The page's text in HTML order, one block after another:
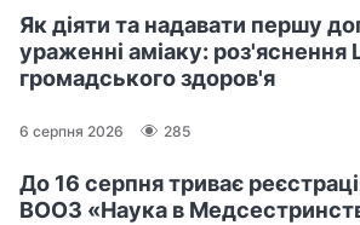
Як діяти та надавати першу
ураженні аміаку: роз'яснення
громадського здоров'я
6 серпня 2026 285
До 16 серпня триває
ВООЗ «Наука в